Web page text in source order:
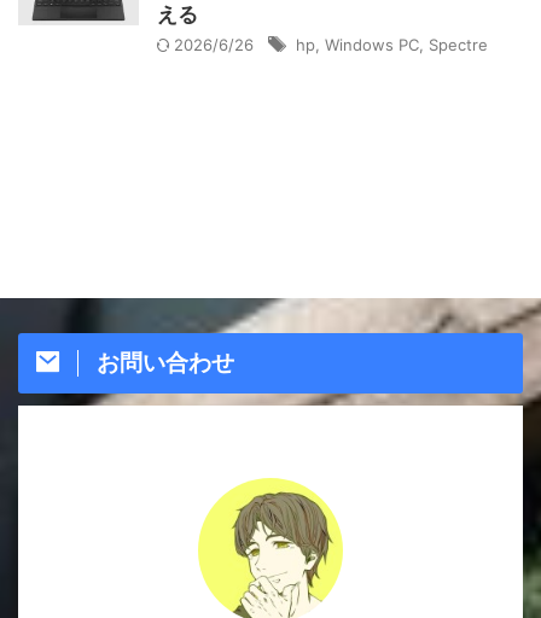
える
2026/6/26 hp Windows PC Spectre
お問い合わせ